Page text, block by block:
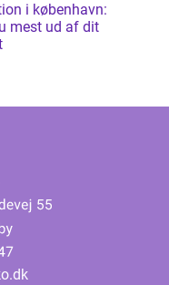
i københavn:
mest ud af dit